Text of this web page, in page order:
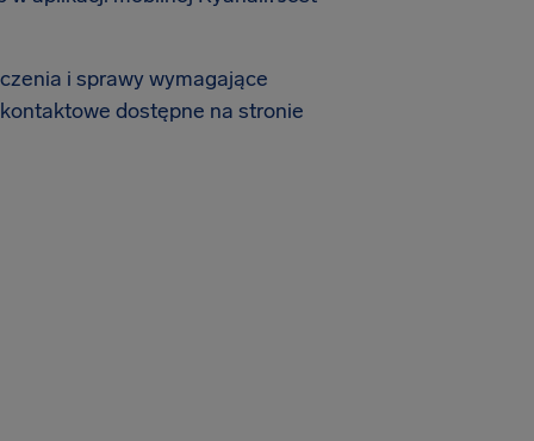
i sprawy wymagające
dostępne na stronie